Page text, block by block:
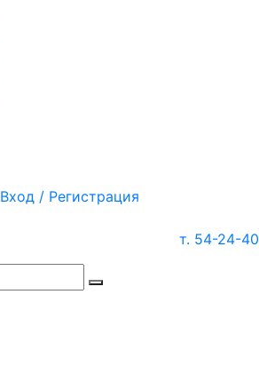
Вход / Регистрация
т. 54-24-40